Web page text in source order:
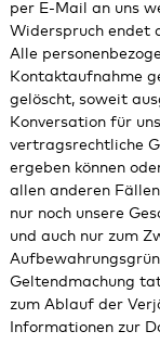
per E-Mail an uns
Widerspruch endet
Alle
Kontaktaufnahme
gelöscht, soweit
Konversation für
vertragsrechtliche
ergeben können
allen anderen
nur noch unsere
und auch nur zum
Geltendmachung
zum Ablauf der
Informationen zur